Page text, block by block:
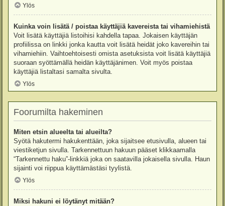
Ylös
Kuinka voin lisätä / poistaa käyttäjiä kavereista tai vihamiehistä
Voit lisätä käyttäjiä listoihisi kahdella tapaa. Jokaisen käyttäjän
profiilissa on linkki jonka kautta voit lisätä heidät joko kavereihin tai
vihamiehiin. Vaihtoehtoisesti omista asetuksista voit lisätä käyttäjiä
suoraan syöttämällä heidän käyttäjänimen. Voit myös poistaa
käyttäjiä listaltasi samalta sivulta.
Ylös
Foorumilta hakeminen
Miten etsin alueelta tai alueilta?
Syötä hakutermi hakukenttään, joka sijaitsee etusivulla, alueen tai
viestiketjun sivulla. Tarkennettuun hakuun pääset klikkaamalla
“Tarkennettu haku”-linkkiä joka on saatavilla jokaisella sivulla. Haun
sijainti voi riippua käyttämästäsi tyylistä.
Ylös
Miksi hakuni ei löytänyt mitään?